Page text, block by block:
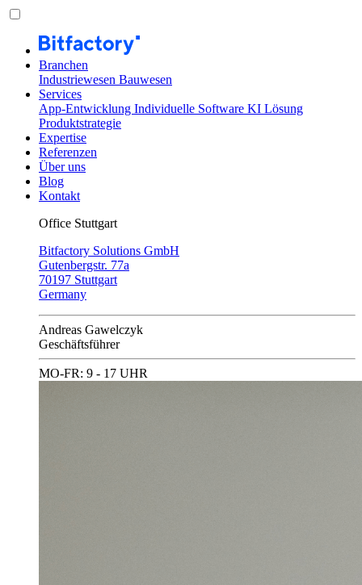
Branchen
Industriewesen Bauwesen
Services
App-Entwicklung Individuelle Software KI Lösung
Produktstrategie
Expertise
Referenzen
Über uns
Blog
Kontakt
Office Stuttgart
Bitfactory Solutions GmbH
Gutenbergstr. 77a
70197 Stuttgart
Germany
Andreas Gawelczyk
Geschäftsführer
MO-FR: 9 - 17 UHR